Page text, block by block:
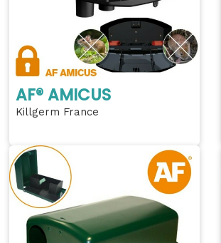
AF® AMICUS
Killgerm France